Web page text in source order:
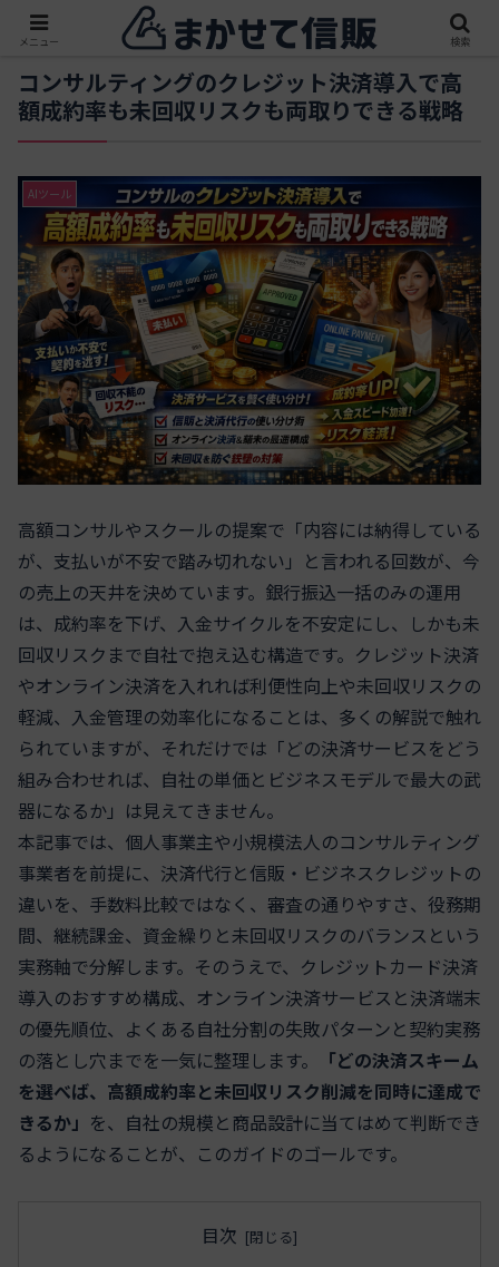
コンサルティングのクレジット決済導入で高
額成約率も未回収リスクも両取りできる戦略
AIツール
高額コンサルやスクールの提案で「内容には納得している
が、支払いが不安で踏み切れない」と言われる回数が、今
の売上の天井を決めています。銀行振込一括のみの運用
は、成約率を下げ、入金サイクルを不安定にし、しかも未
回収リスクまで自社で抱え込む構造です。クレジット決済
やオンライン決済を入れれば利便性向上や未回収リスクの
軽減、入金管理の効率化になることは、多くの解説で触れ
られていますが、それだけでは「どの決済サービスをどう
組み合わせれば、自社の単価とビジネスモデルで最大の武
器になるか」は見えてきません。
本記事では、個人事業主や小規模法人のコンサルティング
事業者を前提に、決済代行と信販・ビジネスクレジットの
違いを、手数料比較ではなく、審査の通りやすさ、役務期
間、継続課金、資金繰りと未回収リスクのバランスという
実務軸で分解します。そのうえで、クレジットカード決済
導入のおすすめ構成、オンライン決済サービスと決済端末
の優先順位、よくある自社分割の失敗パターンと契約実務
の落とし穴までを一気に整理します。
「どの決済スキーム
を選べば、高額成約率と未回収リスク削減を同時に達成で
きるか」 を、自社の規模と商品設計に当てはめて判断でき
るようになることが、このガイドのゴールです。
目次
メニュー 検索